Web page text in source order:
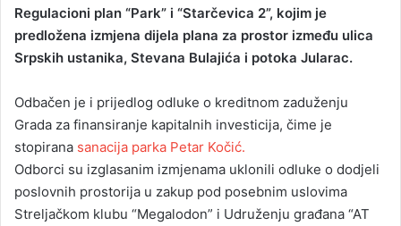
Regulacioni plan “Park” i “Starčevica 2”, kojim je
predložena izmjena dijela plana za prostor između ulica
Srpskih ustanika, Stevana Bulajića i potoka Jularac.
Odbačen je i prijedlog odluke o kreditnom zaduženju
Grada za finansiranje kapitalnih investicija, čime je
stopirana sanacija parka Petar Kočić.
Odborci su izglasanim izmjenama uklonili odluke o dodjeli
poslovnih prostorija u zakup pod posebnim uslovima
Streljačkom klubu “Megalodon” i Udruženju građana “AT